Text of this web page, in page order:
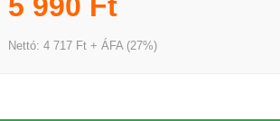
Nettó: 4 717 Ft + ÁFA (27%)